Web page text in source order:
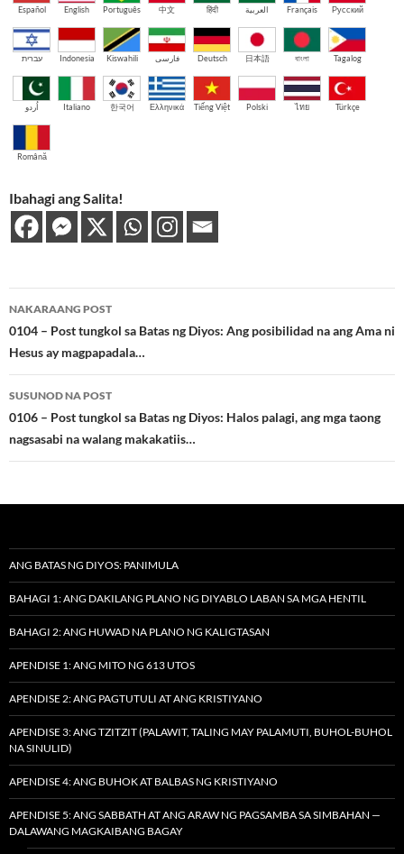
Español English Português 中文 हिंदी العربية Français Русский
עברית Indonesia Kiswahili فارسی Deutsch 日本語 বাংলা Tagalog
اُردو Italiano 한국어 Ελληνικά Tiếng Việt Polski ไทย Türkçe
Română
Ibahagi ang Salita!
Post
navigation
NAKARAANG POST
0104 – Post tungkol sa Batas ng Diyos: Ang posibilidad na ang Ama ni
Hesus ay magpapadala…
SUSUNOD NA POST
0106 – Post tungkol sa Batas ng Diyos: Halos palagi, ang mga taong
nagsasabi na walang makakatiis…
ANG BATAS NG DIYOS: PANIMULA
BAHAGI 1: ANG DAKILANG PLANO NG DIYABLO LABAN SA MGA HENTIL
BAHAGI 2: ANG HUWAD NA PLANO NG KALIGTASAN
APENDISE 1: ANG MITO NG 613 UTOS
APENDISE 2: ANG PAGTUTULI AT ANG KRISTIYANO
APENDISE 3: ANG TZITZIT (PALAWIT, TALING MAY PALAMUTI, BUHOL-BUHOL
NA SINULID)
APENDISE 4: ANG BUHOK AT BALBAS NG KRISTIYANO
APENDISE 5: ANG SABBATH AT ANG ARAW NG PAGSAMBA SA SIMBAHAN —
DALAWANG MAGKAIBANG BAGAY